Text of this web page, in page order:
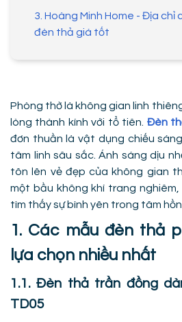
3. Hoàng Minh Home - Địa chỉ
đèn thả giá tốt
Phòng thờ là không gian linh
lòng thành kính với tổ tiên. Đèn
đơn thuần là vật dụng chiếu
tâm linh sâu sắc. Ánh sáng dịu
tôn lên vẻ đẹp của không gian
một bầu không khí trang
tìm thấy sự bình yên trong tâm hồn.
1. Các mẫu đèn thả
lựa chọn nhiều nhất
1.1. Đèn thả trần đồng
TD05